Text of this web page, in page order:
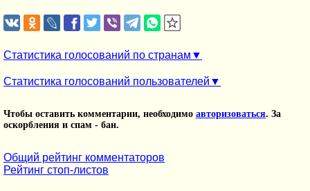
Статистика голосований по странам
Статистика голосований пользователей
Чтобы оставить комментарии, необходимо авторизоваться. За
оскорбления и спам - бан.
Общий рейтинг комментаторов
Рейтинг стоп-листов